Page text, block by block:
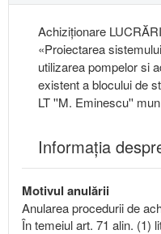
Achiziționare
«Proiectarea
utilizarea pompelor si
existent a blocului de
LT ''M. Eminescu''
Informația
Motivul anulării
Anularea procedurii de
În temeiul art. 71 alin. (1)